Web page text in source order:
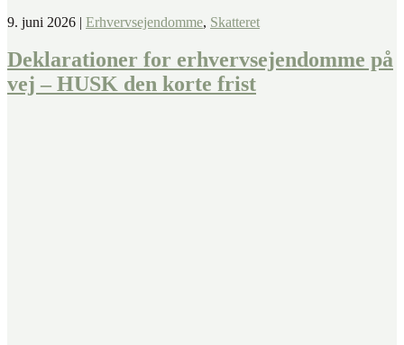
9. juni 2026 | Erhvervsejendomme, Skatteret
Deklarationer for erhvervsejendomme på
vej – HUSK den korte frist